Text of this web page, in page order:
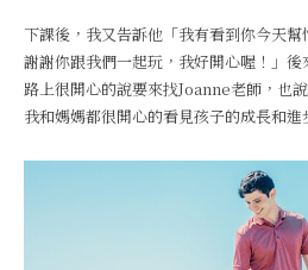
下課後，我又告訴他「我有看到你今天幫
謝謝你跟我們一起玩，我好開心喔！」
路上很開心的說要來找Joanne老師，也
我和媽媽都很開心的看見孩子的成長和進